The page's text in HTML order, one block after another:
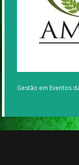
Gestão em Eventos